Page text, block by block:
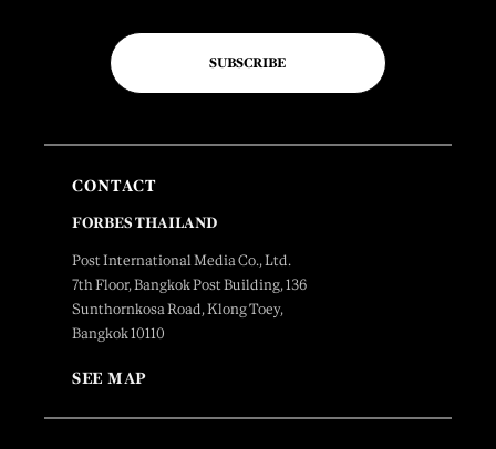
SUBSCRIBE
CONTACT
FORBES THAILAND
Post International Media Co., Ltd.
7th Floor, Bangkok Post Building, 136
Sunthornkosa Road, Klong Toey,
Bangkok 10110
SEE MAP